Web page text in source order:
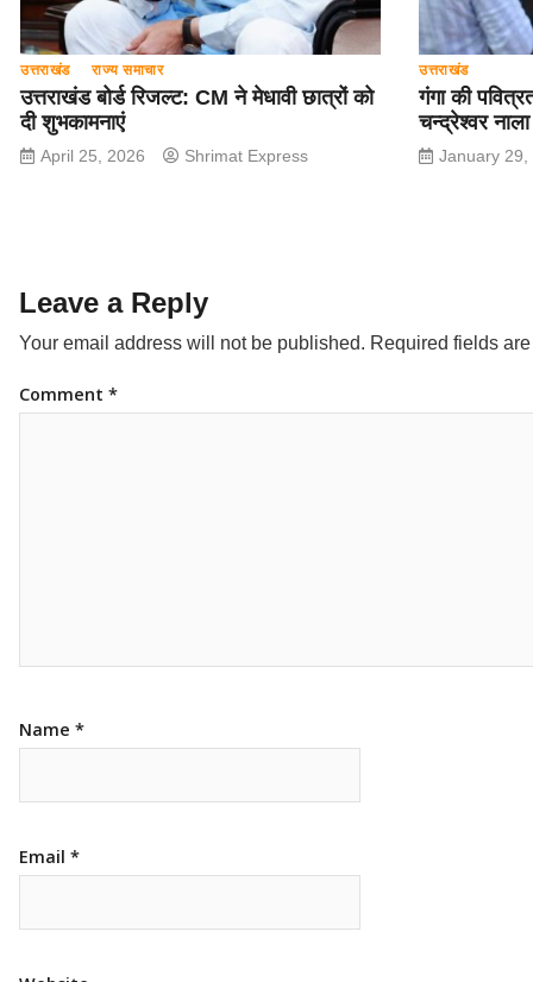
उत्तराखंड राज्य समाचार
उत्तराखंड बोर्ड रिजल्ट: CM ने मेधावी छात्रों को
दी शुभकामनाएं
April 25, 2026 Shrimat Express
उत्तराखंड
गंगा की
चन्द्रेश्वर
January 29,
Leave a Reply
Your email address will not be published. Required fields
Comment *
Name *
Email *